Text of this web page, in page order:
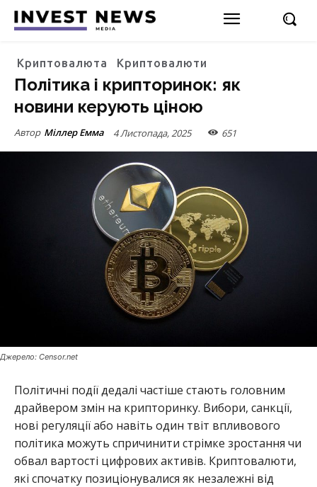
Криптовалюта Криптовалюти
Політика і крипторинок: як
новини керують ціною
Автор Міллер Емма 4 Листопада, 2025 651
Джерело: Censor.net
Політичні події дедалі частіше стають головним
драйвером змін на крипторинку. Вибори, санкції,
нові регуляції або навіть один твіт впливового
політика можуть спричинити стрімке зростання чи
обвал вартості цифрових активів. Криптовалюти,
які спочатку позиціонувалися як незалежні від